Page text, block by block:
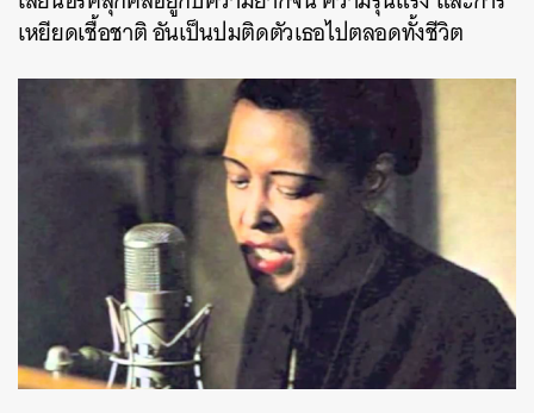
เหยียดเชื้อชาติ อันเป็นปมติดตัวเธอไปตลอดทั้งชีวิต